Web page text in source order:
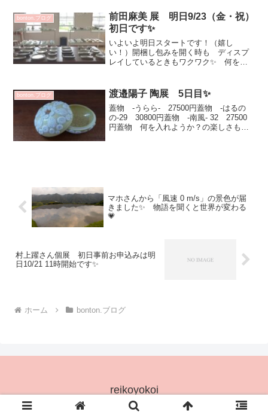
も炊き込みご飯も映えて美味しくいただ
けますし性別 年齢層 ...
bonton.ブログ
前田麻美 展 明日9/23（金・祝）
初日です✨
いよいよ明日スタートです！（嬉し
い！）開梱し包みを開く時も ディスプ
レイしているときもワクワク✨ 何を盛
タッフNさんと話しながら個展の準備をし
ていました💕凛としてエレガ...
bonton.ブログ 渡邉陽子 陶展 5日目✨
蓋物 -うらら- 27500円蓋物 -はるの
の-29 30800円蓋物 -南風- 32 27500
円蓋物 何を入れようか？の楽しさもあ
マホさんから「風速 0 m/s」の景色が届
きました✨ 物語を聞くと世界が変わる
💗
村上躍さん個展 初日事前お申込みは明
日10/21 11時開始です✨
ホーム bonton.ブログ
reikoyokoi
© 2025 reikoyokoi.